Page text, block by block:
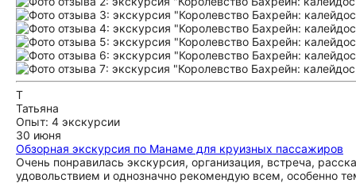
Т
Татьяна
Опыт: 4 экскурсии
30 июня
Обзорная экскурсия по Манаме для круизных пассажиров
Очень понравилась экскурсия, организация, встреча,
удовольствием и однозначно рекомендую всем, особенно